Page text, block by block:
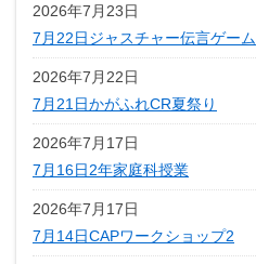
2026年7月23日
7月22日ジャスチャー伝言ゲーム
2026年7月22日
7月21日かがふれCR夏祭り
2026年7月17日
7月16日2年家庭科授業
2026年7月17日
7月14日CAPワークショップ2